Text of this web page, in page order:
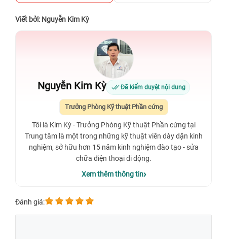
Viết bởi: Nguyễn Kim Kỳ
Nguyễn Kim Kỳ Đã kiểm duyệt nội dung
Trưởng Phòng Kỹ thuật Phần cứng
Tôi là Kim Kỳ - Trưởng Phòng Kỹ thuật Phần cứng tại
Trung tâm là một trong những kỹ thuật viên dày dặn kinh
nghiệm, sở hữu hơn 15 năm kinh nghiệm đào tạo - sửa
chữa điện thoại di động.
Xem thêm thông tin
Đánh giá: